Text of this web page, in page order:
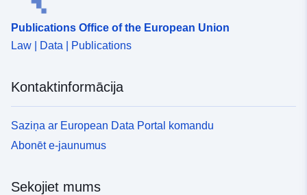
Publications Office of the European Union
Law | Data | Publications
Kontaktinformācija
Saziņa ar European Data Portal komandu
Abonēt e-jaunumus
Sekojiet mums